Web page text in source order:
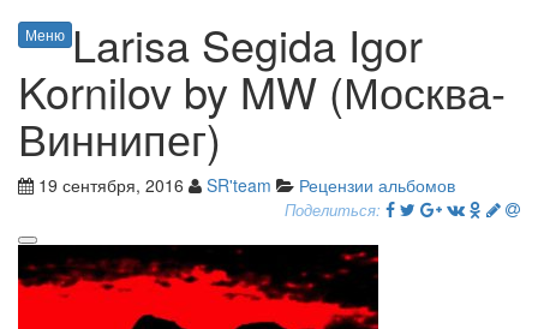
Меню Larisa Segida Igor
Kornilov by MW (Москва-
Виннипег)
19 сентября, 2016 SR'team Рецензии альбомов
Поделиться: